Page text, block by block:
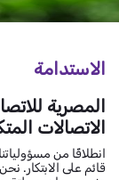
الاستدامة
المصرية
الاتصالات
انطلاقًا من
قائم على الابتكار.